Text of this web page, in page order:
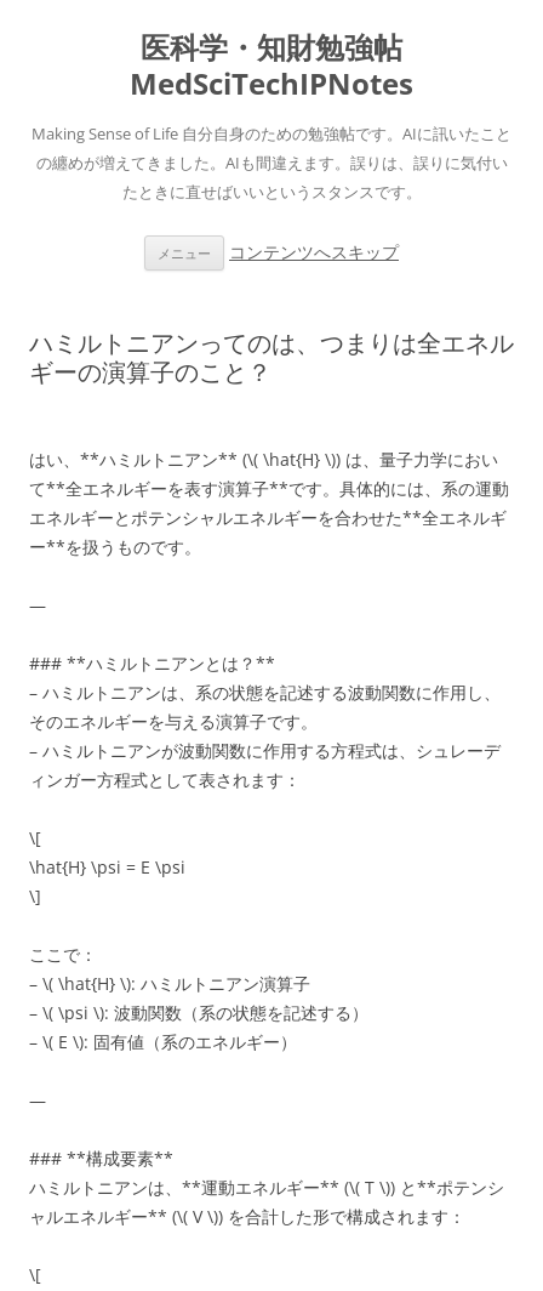
医科学・知財勉強帖
MedSciTechIPNotes
Making Sense of Life 自分自身のための勉強帖です。AIに訊いたこと
の纏めが増えてきました。AIも間違えます。誤りは、誤りに気付い
たときに直せばいいというスタンスです。
メニュー コンテンツへスキップ
ハミルトニアンってのは、つまりは全エネル
ギーの演算子のこと？
はい、**ハミルトニアン** (\( \hat{H} \)) は、量子力学におい
て**全エネルギーを表す演算子**です。具体的には、系の運動
エネルギーとポテンシャルエネルギーを合わせた**全エネルギ
ー**を扱うものです。
—
### **ハミルトニアンとは？**
– ハミルトニアンは、系の状態を記述する波動関数に作用し、
そのエネルギーを与える演算子です。
– ハミルトニアンが波動関数に作用する方程式は、シュレーデ
ィンガー方程式として表されます：
\[
\hat{H} \psi = E \psi
\]
ここで：
– \( \hat{H} \): ハミルトニアン演算子
– \( \psi \): 波動関数（系の状態を記述する）
– \( E \): 固有値（系のエネルギー）
—
### **構成要素**
ハミルトニアンは、**運動エネルギー** (\( T \)) と**ポテンシ
ャルエネルギー** (\( V \)) を合計した形で構成されます：
\[